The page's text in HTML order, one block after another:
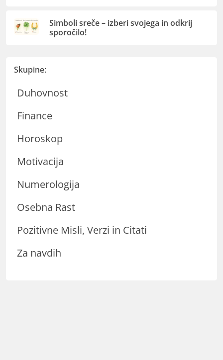
Simboli sreče – izberi svojega in odkrij
sporočilo!
Skupine:
Duhovnost
Finance
Horoskop
Motivacija
Numerologija
Osebna Rast
Pozitivne Misli, Verzi in Citati
Za navdih